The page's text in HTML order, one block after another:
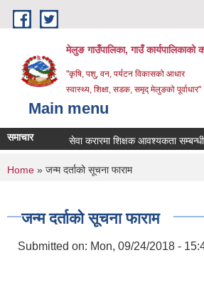
Skip to main content
मेलुङ गाउँपालिका, गाउँ कार्यपालिकाको
"कृषि, पशु, वन, पर्यटन विकासको आधार
स्वास्थ्य, शिक्षा, सडक, समृद् मेलुङको पूर्वाधार"
Main menu
समाचार सेवा करारमा शिक्षक आवश्‍यकता सम्बन्धी
You are here
Home » जन्म दर्ताको सूचना फाराम
जन्म दर्ताको सूचना फाराम
Submitted on: Mon, 09/24/2018 -